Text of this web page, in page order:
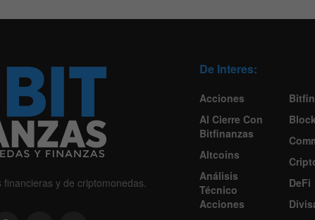
financieras y de criptomonedas.
De Interes:
Acciones
Al Cierre Con
Bitfinanzas
Altcoins
Análisis
Técnico
Acciones
DeFi